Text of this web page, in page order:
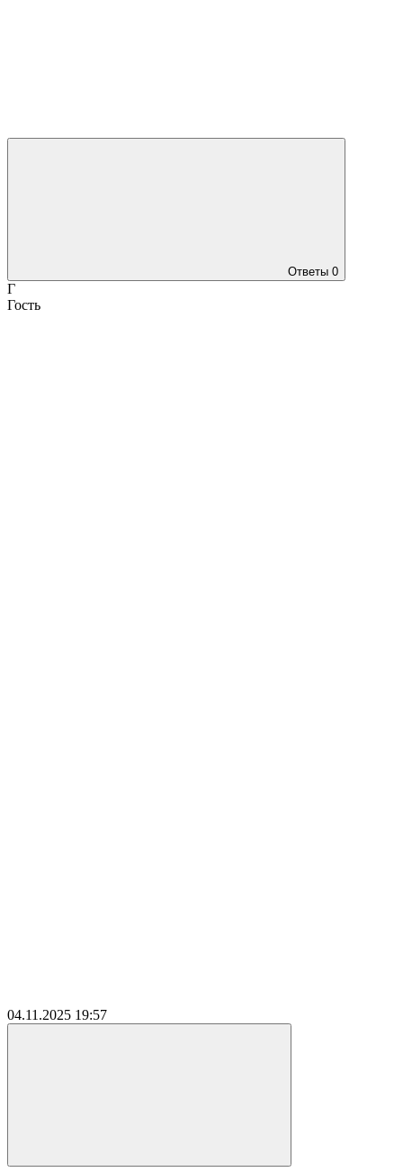
Ответы 0
Г
Гость
04.11.2025 19:57